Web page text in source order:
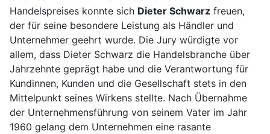
Handelspreises konnte sich Dieter Schwarz freuen,
der für seine besondere Leistung als Händler und
Unternehmer geehrt wurde. Die Jury würdigte vor
allem, dass Dieter Schwarz die Handelsbranche über
Jahrzehnte geprägt habe und die Verantwortung für
Kundinnen, Kunden und die Gesellschaft stets in den
Mittelpunkt seines Wirkens stellte. Nach Übernahme
der Unternehmensführung von seinem Vater im Jahr
1960 gelang dem Unternehmen eine rasante